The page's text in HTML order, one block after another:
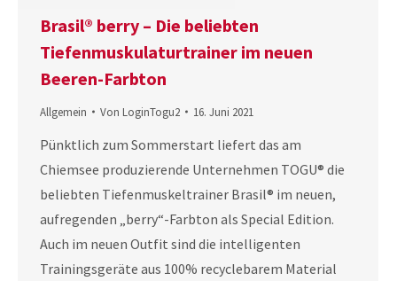
Brasil® berry – Die beliebten
Tiefenmuskulaturtrainer im neuen
Beeren-Farbton
Allgemein Von LoginTogu2 16. Juni 2021
Pünktlich zum Sommerstart liefert das am
Chiemsee produzierende Unternehmen TOGU® die
beliebten Tiefenmuskeltrainer Brasil® im neuen,
aufregenden „berry“-Farbton als Special Edition.
Auch im neuen Outfit sind die intelligenten
Trainingsgeräte aus 100% recyclebarem Material